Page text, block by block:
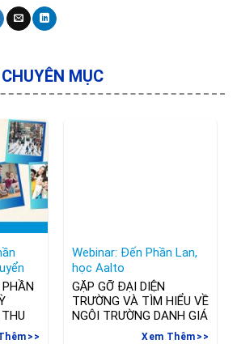
MỤC
PHẦN
lỡ kỳ
Webinar: Đến Phần Lan,
học Aalto
GẶP GỠ ĐẠI DIỆN
TRƯỜNG VÀ TÌM HIỂU VỀ
NGÔI TRƯỜNG DANH GIÁ
NHẤT PHẦN LANXem Thêm